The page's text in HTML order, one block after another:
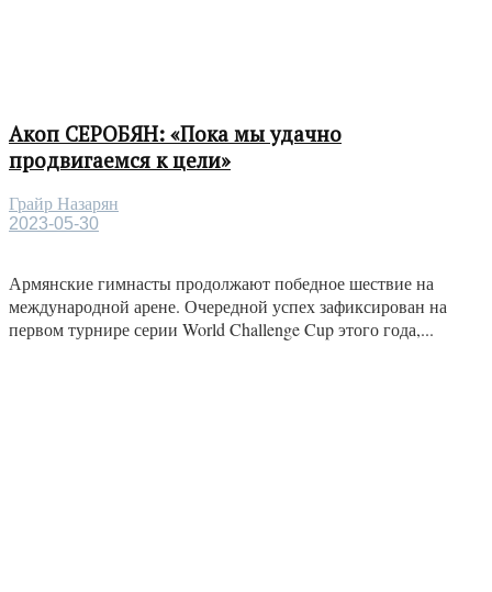
Акоп СЕРОБЯН: «Пока мы удачно
продвигаемся к цели»
Грайр Назарян
2023-05-30
Армянские гимнасты продолжают победное шествие на
международной арене. Очередной успех зафиксирован на
первом турнире серии World Challenge Cup этого года,...